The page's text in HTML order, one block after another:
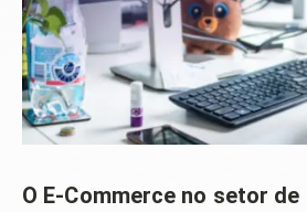
O E-Commerce no setor